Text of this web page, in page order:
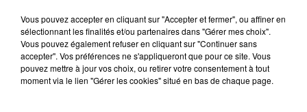
20h10
20h10 20h07
20h07
Vous pouvez accepter en cliquant sur "Accepter et fermer", ou affiner en
sélectionnant les finalités et/ou partenaires dans "Gérer mes choix".
Vous pouvez également refuser en cliquant sur "Continuer sans
accepter". Vos préférences ne s'appliqueront que pour ce site. Vous
pouvez mettre à jour vos choix, ou retirer votre consentement à tout
moment via le lien "Gérer les cookies" situé en bas de chaque page.